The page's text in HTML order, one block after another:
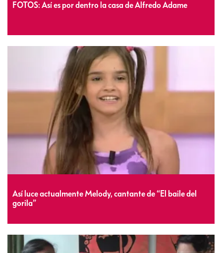
FOTOS: Así es por dentro la casa de Alfredo Adame
Así luce actualmente Melody, cantante de “El baile del
gorila”